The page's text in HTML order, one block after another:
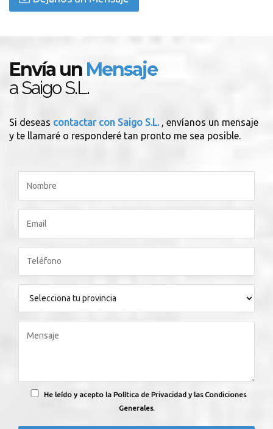
Envía un Mensaje
a Saigo S.L.
Si deseas contactar con Saigo S.L. , envíanos un mensaje
y te llamaré o responderé tan pronto me sea posible.
He leído y acepto la Política de Privacidad y las Condiciones
Generales.